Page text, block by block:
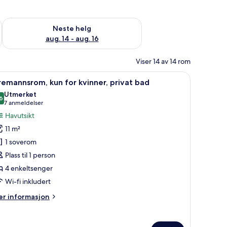
7 - aug. 9
Neste helg
aug. 14 - aug. 16
Sjekk tilgjengelighet for neste helg, aug. 14 - aug. 16
Viser 14 av 14 rom
og blendingsgardiner Safe på rommet, skrivebord for bærbar PC
5 kun for kvinner, privat bad
av 10
Utmerket
7 anmeldelser
(7
anmeldelser)
Havutsikt
11 m²
1 soverom
Plass til 1 person
4 enkeltsenger
Wi-fi inkludert
informasjon